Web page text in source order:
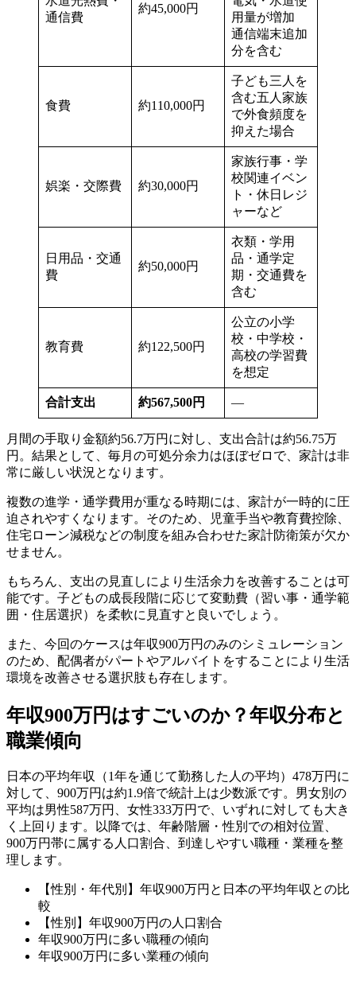
通信費
約45,000円
用量が増加
通信端末追加
分を含む
食費 約110,000円
子ども三人を
含む五人家族
で外食頻度を
抑えた場合
娯楽・交際費 約30,000円
家族行事・学
校関連イベン
ト・休日レジ
ャーなど
日用品・交通
費
約50,000円
衣類・学用
品・通学定
期・交通費を
含む
教育費 約122,500円
公立の小学
校・中学校・
高校の学習費
を想定
合計支出 約567,500円 —
月間の手取り金額約56.7万円に対し、支出合計は約56.75万
円。結果として、毎月の可処分余力はほぼゼロで、家計は非
常に厳しい状況となります。
複数の進学・通学費用が重なる時期には、家計が一時的に圧
迫されやすくなります。そのため、児童手当や教育費控除、
住宅ローン減税などの制度を組み合わせた家計防衛策が欠か
せません。
もちろん、支出の見直しにより生活余力を改善することは可
能です。子どもの成長段階に応じて変動費（習い事・通学範
囲・住居選択）を柔軟に見直すと良いでしょう。
また、今回のケースは年収900万円のみのシミュレーション
のため、配偶者がパートやアルバイトをすることにより生活
環境を改善させる選択肢も存在します。
年収900万円はすごいのか？年収分布と
職業傾向
日本の平均年収（1年を通じて勤務した人の平均）478万円に
対して、900万円は約1.9倍で統計上は少数派です。男女別の
平均は男性587万円、女性333万円で、いずれに対しても大き
く上回ります。以降では、年齢階層・性別での相対位置、
900万円帯に属する人口割合、到達しやすい職種・業種を整
理します。
【性別・年代別】年収900万円と日本の平均年収との比
較
【性別】年収900万円の人口割合
年収900万円に多い職種の傾向
年収900万円に多い業種の傾向